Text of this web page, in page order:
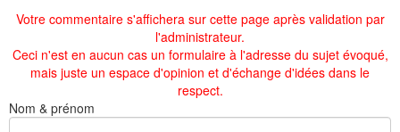
Votre commentaire s'affichera sur cette page après validation par
l'administrateur.
Ceci n'est en aucun cas un formulaire à l'adresse du sujet évoqué,
mais juste un espace d'opinion et d'échange d'idées dans le
respect.
Nom & prénom